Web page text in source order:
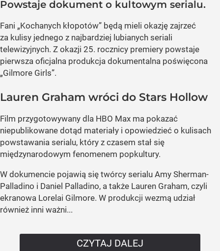
Powstaje dokument o kultowym serialu.
Fani „Kochanych kłopotów” będą mieli okazję zajrzeć
za kulisy jednego z najbardziej lubianych seriali
telewizyjnych. Z okazji 25. rocznicy premiery powstaje
pierwsza oficjalna produkcja dokumentalna poświęcona
„Gilmore Girls”.
Lauren Graham wróci do Stars Hollow
Film przygotowywany dla HBO Max ma pokazać
niepublikowane dotąd materiały i opowiedzieć o kulisach
powstawania serialu, który z czasem stał się
międzynarodowym fenomenem popkultury.
W dokumencie pojawią się twórcy serialu Amy Sherman-
Palladino i Daniel Palladino, a także Lauren Graham, czyli
ekranowa Lorelai Gilmore. W produkcji wezmą udział
również inni ważni...
CZYTAJ DALEJ